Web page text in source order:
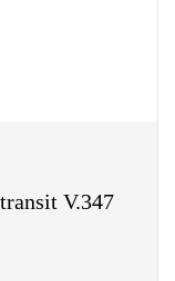
V.347